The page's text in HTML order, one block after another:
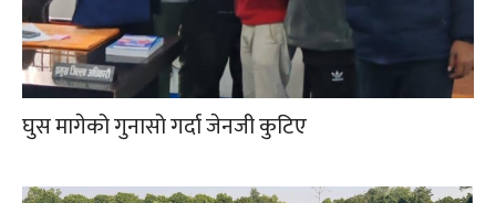
घुस मागेको गुनासो गर्दा जेनजी कुटिए